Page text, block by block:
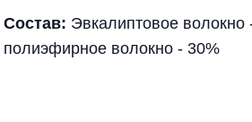
Состав: Эвкалиптовое волокно
полиэфирное волокно - 30%